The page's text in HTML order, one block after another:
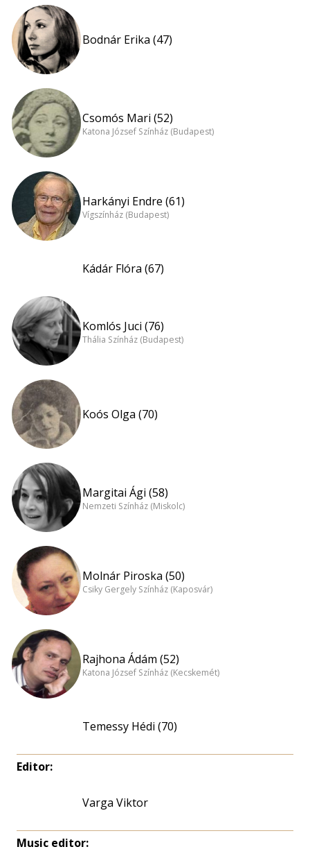
Bodnár Erika (47)
Csomós Mari (52)
Katona József Színház (Budapest)
Harkányi Endre (61)
Vígszínház (Budapest)
Kádár Flóra (67)
Komlós Juci (76)
Thália Színház (Budapest)
Koós Olga (70)
Margitai Ági (58)
Nemzeti Színház (Miskolc)
Molnár Piroska (50)
Csiky Gergely Színház (Kaposvár)
Rajhona Ádám (52)
Katona József Színház (Kecskemét)
Temessy Hédi (70)
Editor:
Varga Viktor
Music editor: